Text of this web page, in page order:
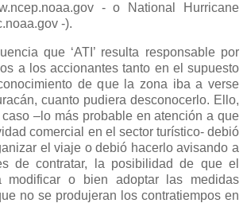
- o National Hurricane
-).
que ‘ATI’ resulta responsable por
a los accionantes tanto en el supuesto
de que la zona iba a verse
cuanto pudiera desconocerlo. Ello,
–lo más probable en atención a que
comercial en el sector turístico- debió
el viaje o debió hacerlo avisando a
de contratar, la posibilidad de que el
modificar o bien adoptar las medidas
no se produjeran los contratiempos en